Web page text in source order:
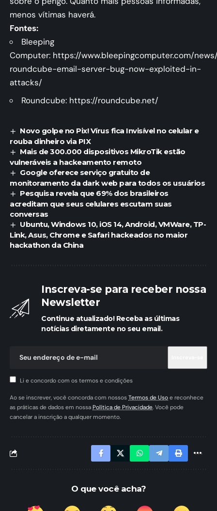
menos vítimas haverá.
Fontes:
Bleeping
Computer: https://www.bleepingcomputer.com/
roundcube-email-server-bug-now-exploited-in-
attacks/
Roundcube: https://roundcube.net/
Novo golpe no Pix! Vírus fica Invisível no celular e
rouba dinheiro via PIX
Mais de 300.000 dispositivos MikroTik estão
vulneráveis a hackeamento remoto
Google oferece serviço gratuito de
monitoramento da dark web para todos os usuários
Pesquisa revela que 69% dos brasileiros
acreditam que seus celulares escutam suas
conversas
Ubuntu, Windows 10, iOS 14, Android, VMWare, TP-
Link, Asus, Chrome e Safari hackeados no maior
hackathon da China
Inscreva-se para receber nossa
Newsletter
Continue atualizado! Receba as últimas
notícias diretamente no seu email.
Li e concordo com os termos e condições
Ao se inscrever, você concorda com nossosTermos de Usoe reconhece
as práticas de dados em nossaPolítica de Privacidade. Você pode
cancelar a inscrição a qualquer momento.
O que você acha?